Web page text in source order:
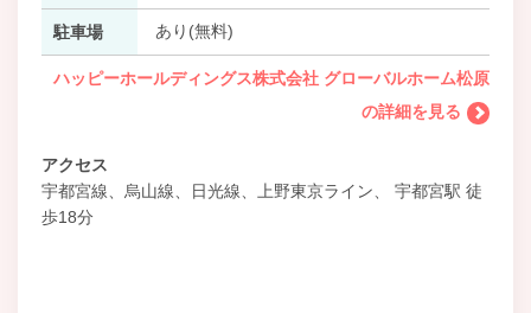
駐車場 あり(無料)
ハッピーホールディングス株式会社 グローバルホーム松原
の詳細を見る
アクセス
宇都宮線、烏山線、日光線、上野東京ライン、 宇都宮駅 徒
歩18分